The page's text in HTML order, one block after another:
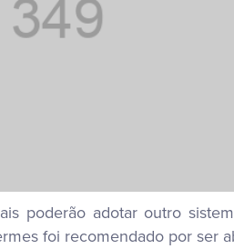
poderão adotar outro
foi recomendado por